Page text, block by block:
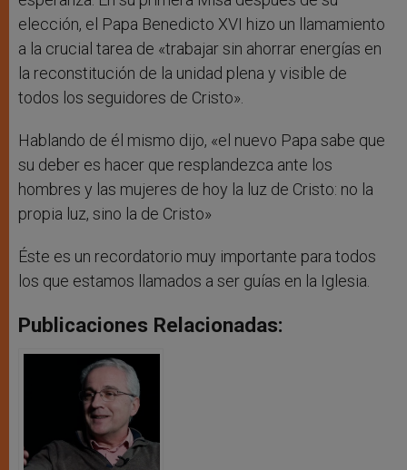
elección, el Papa Benedicto XVI hizo un llamamiento
a la crucial tarea de «trabajar sin ahorrar energías en
la reconstitución de la unidad plena y visible de
todos los seguidores de Cristo».
Hablando de él mismo dijo, «el nuevo Papa sabe que
su deber es hacer que resplandezca ante los
hombres y las mujeres de hoy la luz de Cristo: no la
propia luz, sino la de Cristo»
Éste es un recordatorio muy importante para todos
los que estamos llamados a ser guías en la Iglesia.
Publicaciones Relacionadas: